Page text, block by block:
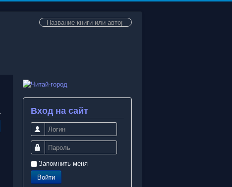
Искать...
Вход на сайт
Логин
Пароль
Запомнить меня
Войти